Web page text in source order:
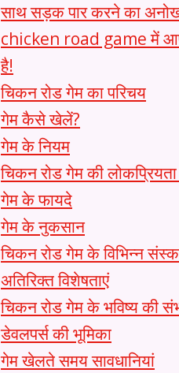
साथ सड़क पार करने का
chicken road game में
है!
चिकन रोड गेम का परिचय
गेम कैसे खेलें?
गेम के नियम
चिकन रोड गेम की
गेम के फायदे
गेम के नुकसान
चिकन रोड गेम के विभिन्न
अतिरिक्त विशेषताएं
चिकन रोड गेम के भविष्य की
डेवलपर्स की भूमिका
गेम खेलते समय सावधानियां